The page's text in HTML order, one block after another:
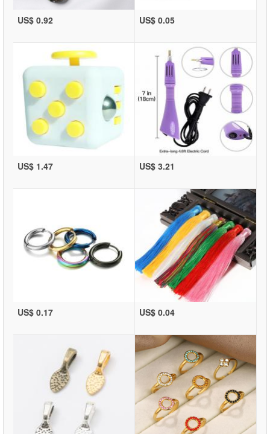
US$ 0.92 US$ 0.05
US$ 1.47 US$ 3.21
US$ 0.17 US$ 0.04